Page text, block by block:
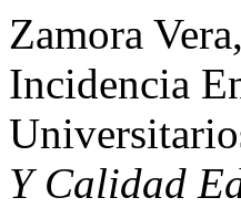
Zamora
Incidencia
Y Calidad